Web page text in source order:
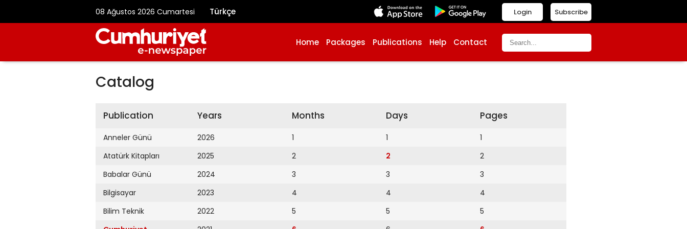
08 Ağustos 2026 Cumartesi Türkçe Subscribe
Login
Home Packages Publications Help Contact
Catalog
Publication
Anneler Günü
Atatürk Kitapları
Babalar Günü
Bilgisayar
Bilim Teknik
Years
2026
2025
2024
2023
2022
Months
1
2
3
4
5
Days
1
2
3
4
5
Pages
1
2
3
4
5